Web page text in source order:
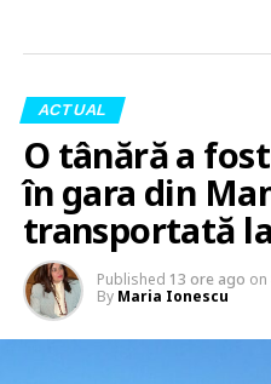
ACTUAL
O tânără a
în gara din
transportată
Published 13 ore ago on
By Maria Ionescu